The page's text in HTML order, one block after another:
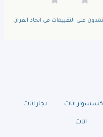
على التقييمات فى اتخاذ القرار.
اثاث تجار اثاث
اثاث